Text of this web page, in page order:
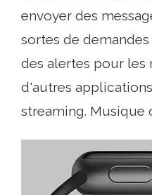
envoyer des
sortes de
des alertes pour les
d'autres
streaming. Musique